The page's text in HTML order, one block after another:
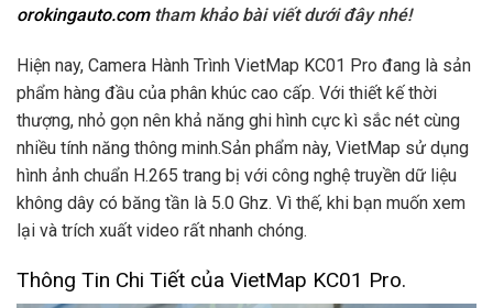
orokingauto.comtham khảo bài viết dưới đây nhé!
Hiện nay, Camera Hành Trình VietMap KC01 Pro đang là sản
phẩm hàng đầu của phân khúc cao cấp. Với thiết kế thời
thượng, nhỏ gọn nên khả năng ghi hình cực kì sắc nét cùng
nhiều tính năng thông minh.Sản phẩm này, VietMap sử dụng
hình ảnh chuẩn H.265 trang bị với công nghệ truyền dữ liệu
không dây có băng tần là 5.0 Ghz. Vì thế, khi bạn muốn xem
lại và trích xuất video rất nhanh chóng.
Thông Tin Chi Tiết của VietMap KC01 Pro.